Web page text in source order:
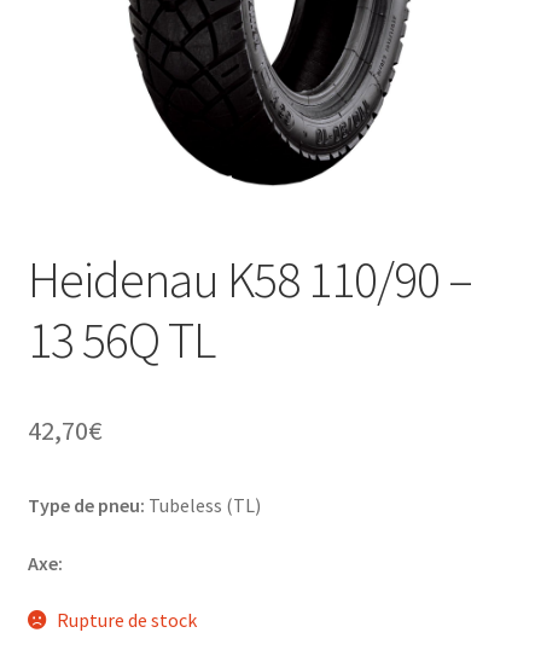
Heidenau K58 110/90 –
13 56Q TL
42,70€
Type de pneu: Tubeless (TL)
Axe:
Rupture de stock